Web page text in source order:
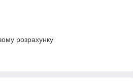
розрахунку